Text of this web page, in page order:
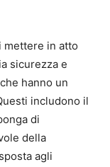
mettere in atto
sicurezza e
hanno un
includono il
di
della
agli